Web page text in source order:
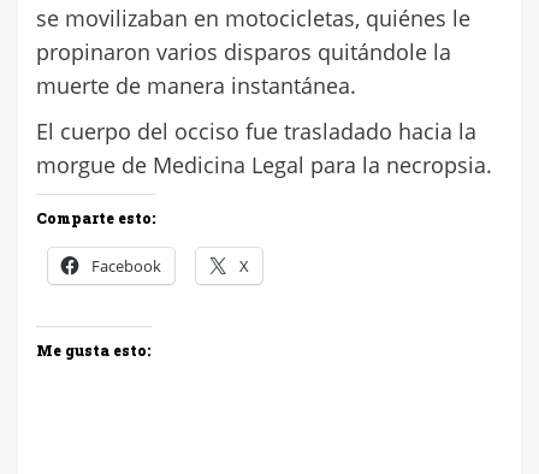
se movilizaban en motocicletas, quiénes le
propinaron varios disparos quitándole la
muerte de manera instantánea.
El cuerpo del occiso fue trasladado hacia la
morgue de Medicina Legal para la necropsia.
Comparte esto:
Facebook X
Me gusta esto: